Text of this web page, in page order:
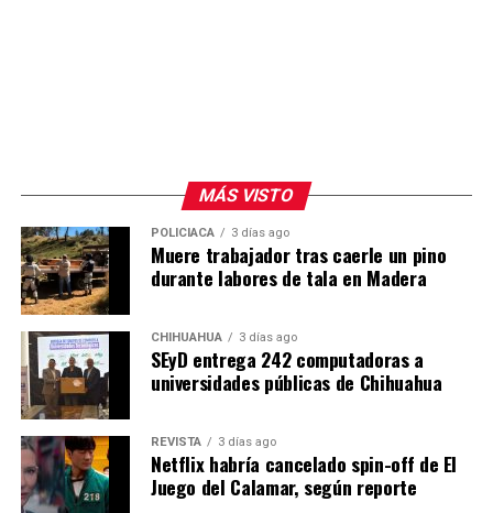
MÁS VISTO
POLICIACA 3 días ago
Muere trabajador tras caerle un pino
durante labores de tala en Madera
CHIHUAHUA 3 días ago
SEyD entrega 242 computadoras a
universidades públicas de Chihuahua
REVISTA 3 días ago
Netflix habría cancelado spin-off de El
Juego del Calamar, según reporte